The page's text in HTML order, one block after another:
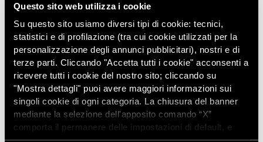
Questo sito web utilizza i cookie
Su questo sito usiamo diversi tipi di cookie: tecnici,
statistici e di profilazione (tra cui cookie utilizzati per la
personalizzazione degli annunci pubblicitari), nostri e di
terze parti. Cliccando "Accetta tutti i cookie" acconsenti a
ricevere tutti i cookie del nostro sito; cliccando su
"Mostra dettagli" puoi avere maggiori informazioni sui
singoli cookie di ogni categoria. La chiusura del banner
mediante la selezione dell'apposito comando “X”
comporta il permanere delle impostazioni di default, e
Telefono *
Cliccando sul bottone "SCARICA" confermo di aver letto
l'informativa privacydi Amnesty International - Sezione
italiana OdV.